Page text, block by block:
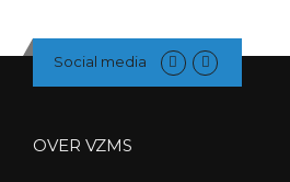
Social media
OVER VZMS